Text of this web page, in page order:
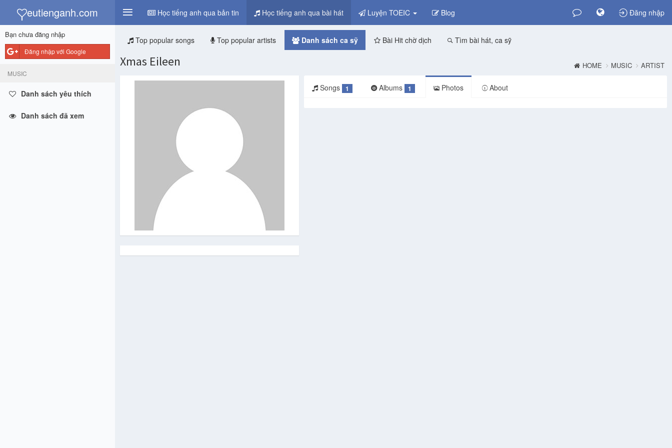
y
eutienganh.com Học tiếng anh qua bản tin Học tiếng anh qua bài hát Luyện TOEIC Blog Đăng nhập
Bạn chưa đăng nhập
Đăng nhập với Google
MUSIC
Danh sách yêu thích
Danh sách đã xem
Top popular songs Top popular artists Danh sách ca sỹ Bài Hit chờ dịch Tìm bài hát, ca sỹ
Xmas Eileen HOME MUSIC ARTIST
Songs 1 Albums 1 Photos About